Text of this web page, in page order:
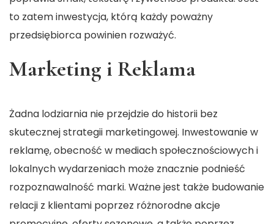
to zatem inwestycja, którą każdy poważny
przedsiębiorca powinien rozważyć.
Marketing i Reklama
Żadna lodziarnia nie przejdzie do historii bez
skutecznej strategii marketingowej. Inwestowanie w
reklamę, obecność w mediach społecznościowych i
lokalnych wydarzeniach może znacznie podnieść
rozpoznawalność marki. Ważne jest także budowanie
relacji z klientami poprzez różnorodne akcje